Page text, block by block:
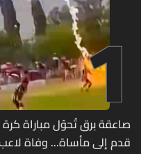
1
صاعقة برق تُحوّل مباراة كرة
قدم إلى مأساة... وفاة